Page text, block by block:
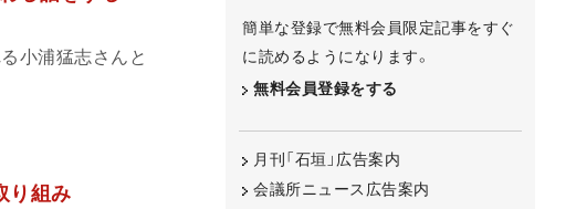
小浦猛志さんと
り組み
簡単な登録で無料会員限定記事をすぐ
に読めるようになります。
無料会員登録をする
月刊「石垣」広告案内
会議所ニュース広告案内